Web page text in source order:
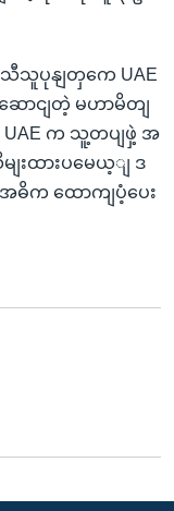
သူပုနျတှကေ UAE
ောငျတဲ့ မဟာမိတျ
UAE က သူ့တပျဖှဲ့ အ
မျးထားပမေယ့ျ ဒ
ဓိက ထောကျပံ့ပေး